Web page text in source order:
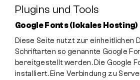
Plugins und Tools
Google Fonts (lokales Hosting)
Diese Seite nutzt zur einheitlichen
Schriftarten so genannte Google
bereitgestellt werden. Die Google
installiert. Eine Verbindung zu